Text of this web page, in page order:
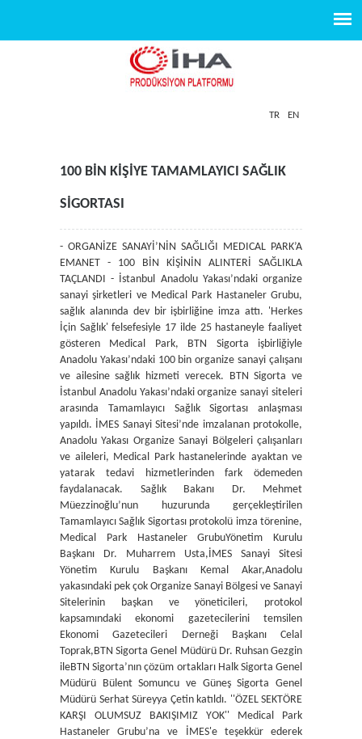
TR EN
100 BİN KİŞİYE TAMAMLAYICI SAĞLIK
SİGORTASI
- ORGANİZE SANAYİ’NİN SAĞLIĞI MEDICAL PARK’A
EMANET - 100 BİN KİŞİNİN ALINTERİ SAĞLIKLA
TAÇLANDI - İstanbul Anadolu Yakası’ndaki organize
sanayi şirketleri ve Medical Park Hastaneler Grubu,
sağlık alanında dev bir işbirliğine imza attı. 'Herkes
İçin Sağlık' felsefesiyle 17 ilde 25 hastaneyle faaliyet
gösteren Medical Park, BTN Sigorta işbirliğiyle
Anadolu Yakası’ndaki 100 bin organize sanayi çalışanı
ve ailesine sağlık hizmeti verecek. BTN Sigorta ve
İstanbul Anadolu Yakası’ndaki organize sanayi siteleri
arasında Tamamlayıcı Sağlık Sigortası anlaşması
yapıldı. İMES Sanayi Sitesi’nde imzalanan protokolle,
Anadolu Yakası Organize Sanayi Bölgeleri çalışanları
ve aileleri, Medical Park hastanelerinde ayaktan ve
yatarak tedavi hizmetlerinden fark ödemeden
faydalanacak. Sağlık Bakanı Dr. Mehmet
Müezzinoğlu’nun huzurunda gerçekleştirilen
Tamamlayıcı Sağlık Sigortası protokolü imza törenine,
Medical Park Hastaneler GrubuYönetim Kurulu
Başkanı Dr. Muharrem Usta,İMES Sanayi Sitesi
Yönetim Kurulu Başkanı Kemal Akar,Anadolu
yakasındaki pek çok Organize Sanayi Bölgesi ve Sanayi
Sitelerinin başkan ve yöneticileri, protokol
kapsamındaki ekonomi gazetecilerini temsilen
Ekonomi Gazetecileri Derneği Başkanı Celal
Toprak,BTN Sigorta Genel Müdürü Dr. Ruhsan Gezgin
ileBTN Sigorta’nın çözüm ortakları Halk Sigorta Genel
Müdürü Bülent Somuncu ve Güneş Sigorta Genel
Müdürü Serhat Süreyya Çetin katıldı. ''ÖZEL SEKTÖRE
KARŞI OLUMSUZ BAKIŞIMIZ YOK'' Medical Park
Hastaneler Grubu’na ve İMES'e teşekkür ederek